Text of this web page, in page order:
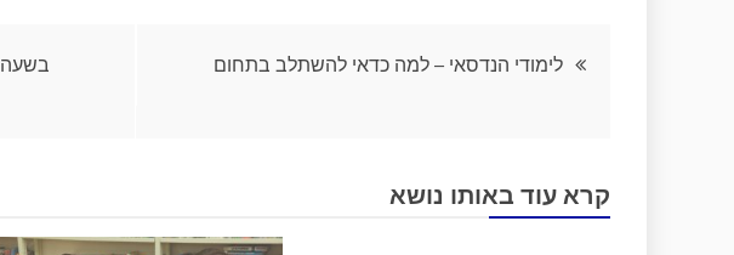
ניווט
לימודי הנדסאי – למה כדאי להשתלב בתחום
בשעה
קרא עוד באותו נושא